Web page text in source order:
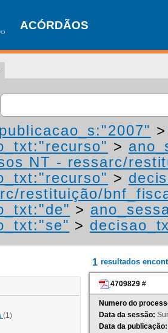
ACÓRDÃOS
>
>
NT - ressarc/
>
restituição/
>
>
(1)
1 resultados
4709829 #
Numero do
Data da sessão:
Data da publicação: